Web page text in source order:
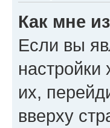
Как мне
Если вы
их,
вверху